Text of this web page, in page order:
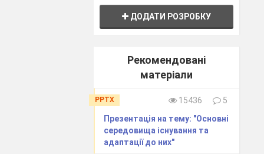
ДОДАТИ РОЗРОБКУ
Рекомендовані
матеріали
PPTX 15436
5
Презентація на тему: "Основні
середовища існування та
адаптації до них"